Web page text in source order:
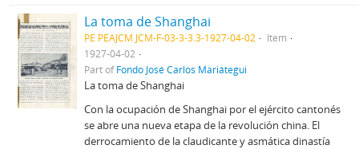
La toma de Shanghai
PE PEAJCM JCM-F-03-3-3.3-1927-04-02
Item
1927-04-02
Part ofFondo José Carlos Mariátegui
La toma de Shanghai
Con la ocupación de Shanghai por el ejército cantonés
se abre una nueva etapa de la revolución china. El
derrocamiento de la claudicante y asmática dinastía